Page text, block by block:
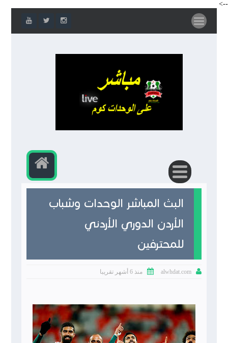
-->
البث المباشر الوحدات وشباب
الأردن الدوري الأردني
للمحترفين

alwhdat.com
 منذ 6 أشهر تقريبا